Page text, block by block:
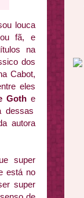
louca
fã, e
na
dos
Cabot,
eles
Goth e
dessas
autora
super
está no
super